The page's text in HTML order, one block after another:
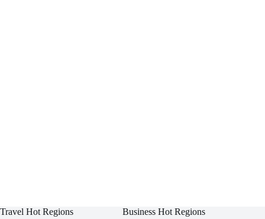
Travel Hot Regions Business Hot Regions